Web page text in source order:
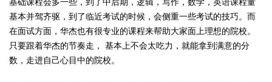
基本并驾齐驱，到了临近考试的时候，会侧重一些考试的技巧。而
在面试方面，华杰也有很专业的课程来帮助大家面上理想的院校。
只要跟着华杰的节奏走， 基本上不会太吃力，就能拿到满意的分
数，走进自己心目中的院校。